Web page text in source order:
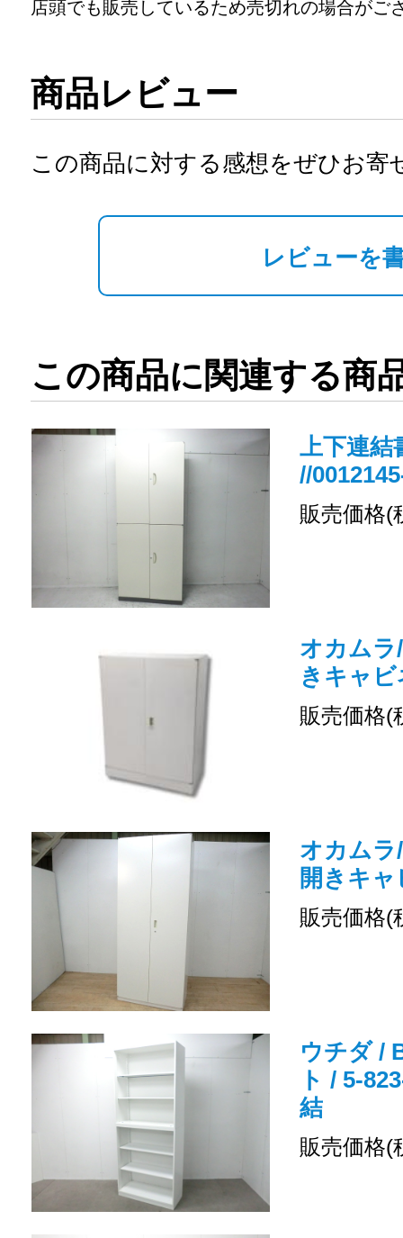
店頭でも販売しているため売切れの場合がご
商品レビュー
この商品に対する感想をぜひお寄
レビューを
この商品に関連する商
上下連結
//
販売価格(
オカムラ
きキャ
販売価格(
オカムラ
開きキ
販売価格(
ウチダ /
ト / 5-
結
販売価格(